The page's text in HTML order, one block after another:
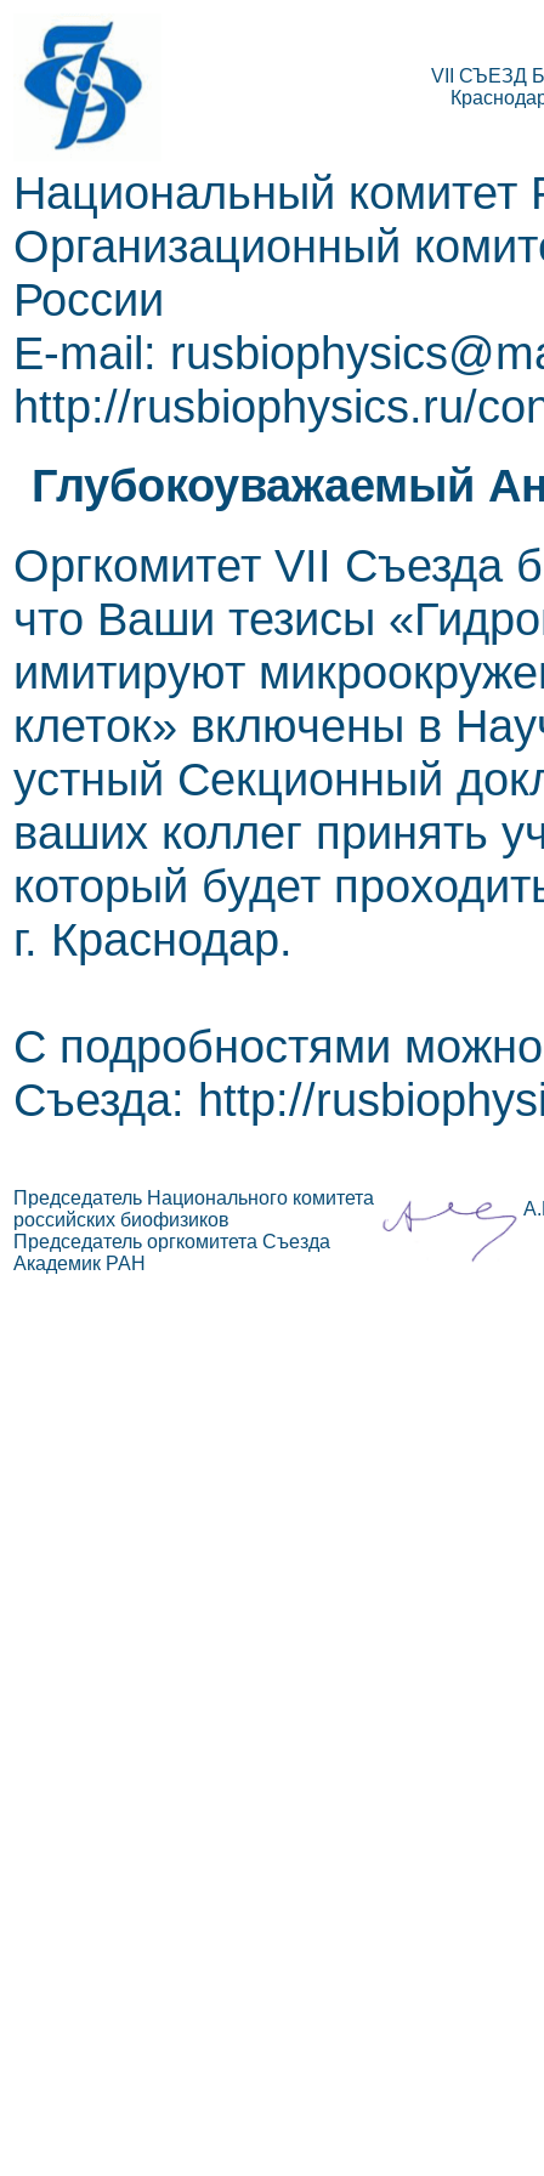
VII СЪЕЗД
Национальный комитет
Организационный
России
E-mail:
http://rusbiophysics.ru/
Глубокоуважаемый
Оргкомитет VII Съезда
что Ваши тезисы
имитируют
клеток» включены в
устный Секционный
ваших коллег принять
который будет
г. Краснодар.
С подробностями
Съезда: http://
Председатель Национального комитета
российских биофизиков
Председатель оргкомитета Съезда
Академик РАН